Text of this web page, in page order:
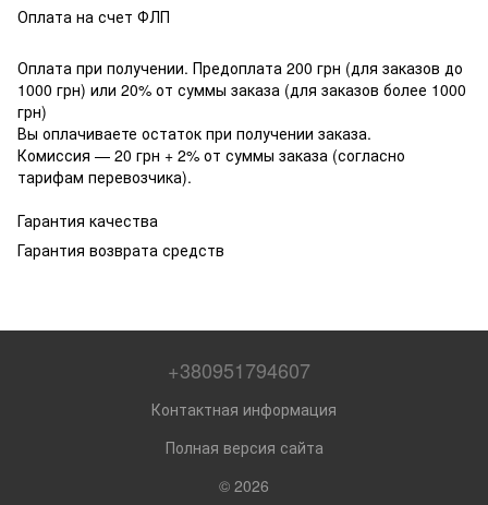
Оплата на счет ФЛП
Оплата при получении. Предоплата 200 грн (для заказов до
1000 грн) или 20% от суммы заказа (для заказов более 1000
грн)
Вы оплачиваете остаток при получении заказа.
Комиссия — 20 грн + 2% от суммы заказа (согласно
тарифам перевозчика).
Гарантия качества
Гарантия возврата средств
+380951794607
Контактная информация
Полная версия сайта
© 2026